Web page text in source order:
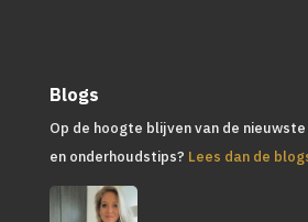
Blogs
Op de hoogte blijven van de
en onderhoudstips? Lees dan de